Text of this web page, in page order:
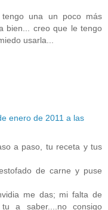
una un poco más
bien... creo que le tengo
usarla...
enero de 2011 a las
a paso, tu receta y tus
de carne y puse
me das; mi falta de
a saber....no consigo